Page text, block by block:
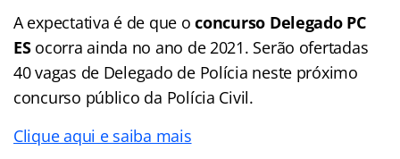
A expectativa é de que oconcurso Delegado PC
ESocorra ainda no ano de 2021. Serão ofertadas
40 vagas de Delegado de Polícia neste próximo
concurso público da Polícia Civil.
Clique aqui e saiba mais